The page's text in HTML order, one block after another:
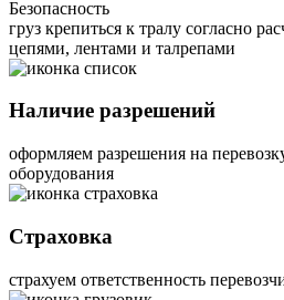
Безопасность
груз крепиться к тралу согласно
цепями, лентами и талрепами
Наличие разрешений
оформляем разрешения на
оборудования
Страховка
страхуем ответственность